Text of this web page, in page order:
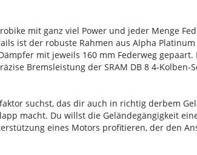
mit ganz viel Power und jeder Menge
ist der robuste Rahmen aus Alpha
mit jeweils 160 mm Federweg
Bremsleistung der SRAM DB 8 4-
suchst, das dir auch in richtig derbem
macht. Du willst die Geländegängigkeit
eines Motors profitieren, der den